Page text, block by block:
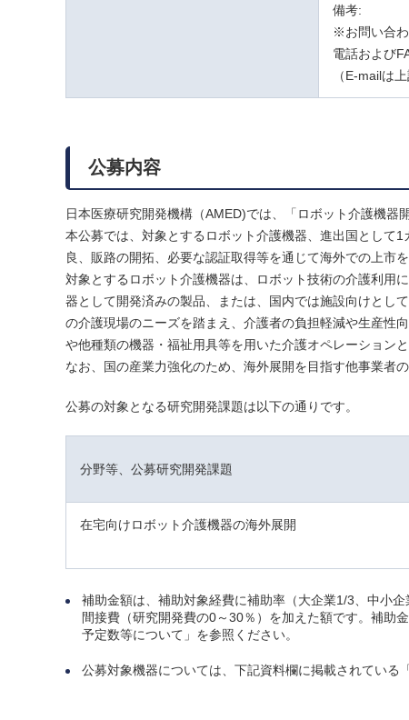
備考:
※お問い合わ
電話および
（E-mailは
公募内容
日本医療研究開発機構（AMED)では、「ロボット介護機器
本公募では、対象とするロボット介護機器、進出国として
良、販路の開拓、必要な認証取得等を通じて海外での上市
対象とするロボット介護機器は、ロボット技術の介護利用
器として開発済みの製品、または、国内では施設向けとし
の介護現場のニーズを踏まえ、介護者の負担軽減や生産性
や他種類の機器・福祉用具等を用いた介護オペレーション
なお、国の産業力強化のため、海外展開を目指す他事業者
公募の対象となる研究開発課題は以下の通りです。
分野等、公募研究開発課題
在宅向けロボット介護機器の海外展開
補助金額は、補助対象経費に補助率（大企業1/3、中小
間接費（研究開発費の0～30％）を加えた額です。補助
予定数等について」を参照ください。
公募対象機器については、下記資料欄に掲載されている